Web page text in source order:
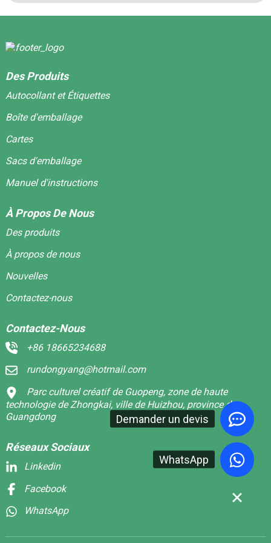
Demander un devis
WhatsApp
Des Produits
Autocollant et Étiquettes
Boîte d'emballage
Cartes
Sacs d'emballage
Manuel d'instructions
À Propos De Nous
Des produits
À propos de nous
Nouvelles
Contactez-nous
Contactez-Nous
+86 18665234688
rundongyang@hotmail.com
Parc culturel créatif de Guopeng, zone de haute
technologie de Zhongkai, ville de Huizhou, province du
Guangdong
Réseaux Sociaux
Linkedin
Facebook
WhatsApp